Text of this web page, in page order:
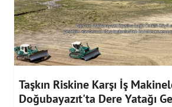
Taşkın Riskine Karşı İş
Doğubayazıt'ta Dere Yatağı